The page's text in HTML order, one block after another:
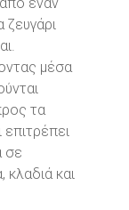
ζευγάρι
μέσα
τα
σε
και